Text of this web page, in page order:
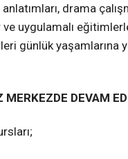
anlatımları, drama
uygulamalı
günlük yaşamlarına
DEVAM